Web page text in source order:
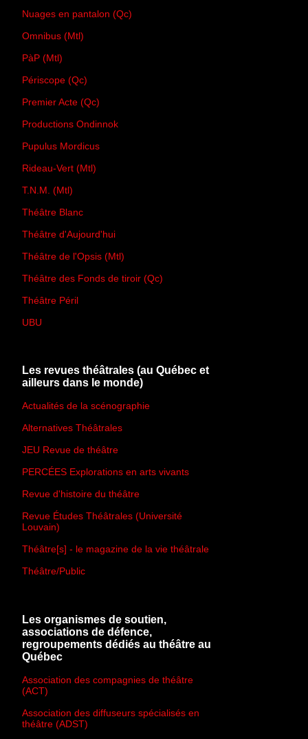
Nuages en pantalon (Qc)
Omnibus (Mtl)
PàP (Mtl)
Périscope (Qc)
Premier Acte (Qc)
Productions Ondinnok
Pupulus Mordicus
Rideau-Vert (Mtl)
T.N.M. (Mtl)
Théâtre Blanc
Théâtre d'Aujourd'hui
Théâtre de l'Opsis (Mtl)
Théâtre des Fonds de tiroir (Qc)
Théâtre Péril
UBU
Les revues théâtrales (au Québec et
ailleurs dans le monde)
Actualités de la scénographie
Alternatives Théâtrales
JEU Revue de théâtre
PERCÉES Explorations en arts vivants
Revue d'histoire du théâtre
Revue Études Théâtrales (Université
Louvain)
Théâtre[s] - le magazine de la vie théâtrale
Théâtre/Public
Les organismes de soutien,
associations de défence,
regroupements dédiés au théâtre au
Québec
Association des compagnies de théâtre
(ACT)
Association des diffuseurs spécialisés en
théâtre (ADST)